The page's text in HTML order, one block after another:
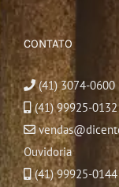
CONTATO
(41) 3074-0600
(41) 99925-0132
Ouvidoria
(41) 99925-0144